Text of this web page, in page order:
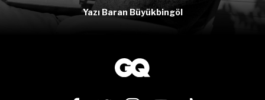
Yazı Baran Büyükbingöl